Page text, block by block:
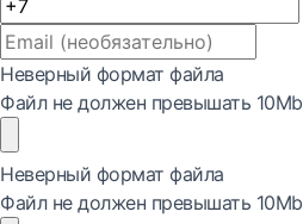
Неверный формат файла
Файл не должен превышать 10Mb
Неверный формат файла
Файл не должен превышать 10Mb